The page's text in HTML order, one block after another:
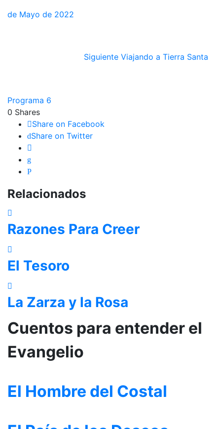
de Mayo de 2022
Siguiente Viajando a Tierra Santa
Programa 6
0 Shares
Share on Facebook
Share on Twitter
Relacionados
Razones Para Creer
El Tesoro
La Zarza y la Rosa
Cuentos para entender el
Evangelio
El Hombre del Costal